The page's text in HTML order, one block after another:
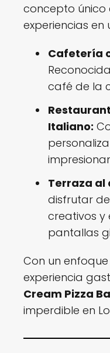
concepto único
experiencias en
Cafetería
café de la
Italiano:
Terraza al
disfrutar
creativos y
pantallas
Con un
experiencia
Cream Pizza
imperdible en